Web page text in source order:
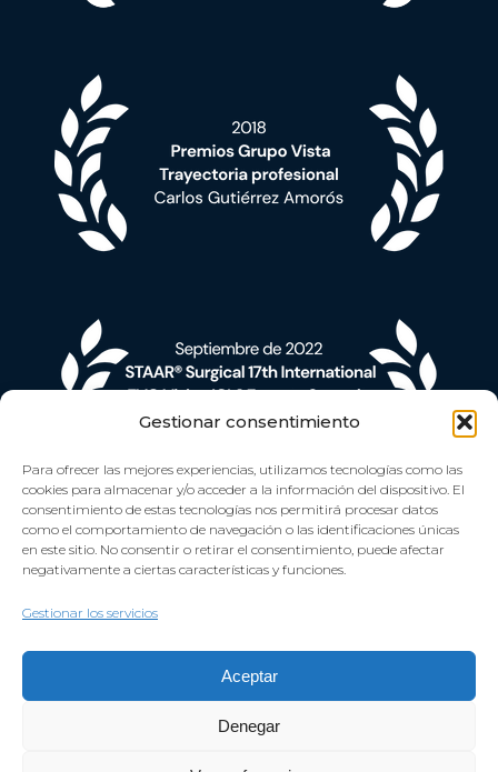
Gestionar consentimiento
Para ofrecer las mejores experiencias, utilizamos tecnologías como las
cookies para almacenar y/o acceder a la información del dispositivo. El
consentimiento de estas tecnologías nos permitirá procesar datos
como el comportamiento de navegación o las identificaciones únicas
en este sitio. No consentir o retirar el consentimiento, puede afectar
negativamente a ciertas características y funciones.
Gestionar los servicios
Aceptar
Denegar